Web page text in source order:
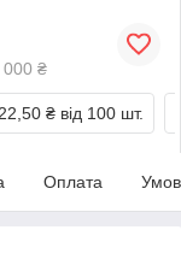
000 ₴
22,50 ₴ від 100 шт.
Оплата